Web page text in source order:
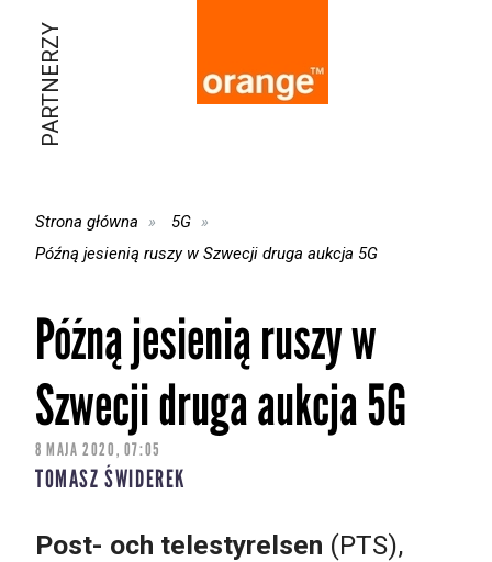
PARTNERZY
Strona główna
5G
Późną jesienią ruszy w Szwecji druga aukcja 5G
Późną jesienią ruszy w
Szwecji druga aukcja 5G
8 MAJA 2020, 07:05
TOMASZ ŚWIDEREK
Post- och telestyrelsen (PTS),